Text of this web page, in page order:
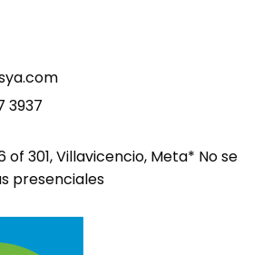
3937
301, Villavicencio, Meta* No se
presenciales